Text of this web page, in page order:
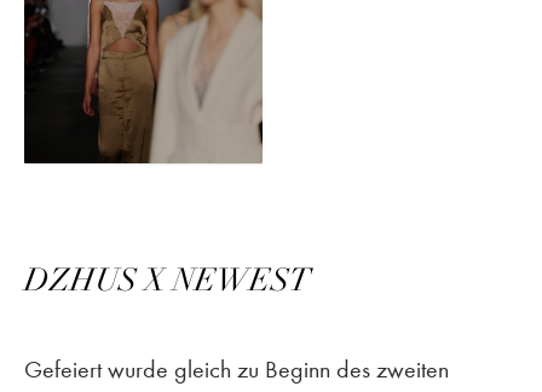
DZHUS X NEWEST
Gefeiert wurde gleich zu Beginn des zweiten